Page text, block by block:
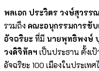
พลเอก ประวิตร วงษ์สุวรร
รวมถึง คณะอนุกรรมการขับ
อัจฉริยะ ที่มี นายพุทธิพงษ์
วงดิจิทัลฯ เป็นประธาน ตั้งเ
อัจฉริยะ 100 เมืองในประเท